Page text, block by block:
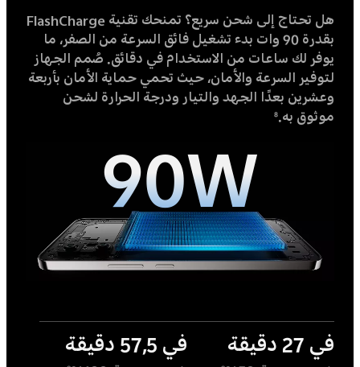
هل تحتاج إلى شحن سريع؟ تمنحك تقنية FlashCharge
بقدرة 90 وات بدء تشغيل فائق السرعة من الصفر، ما
يوفر لك ساعات من الاستخدام في دقائق. صُمم الجهاز
لتوفير السرعة والأمان، حيث تحمي حماية الأمان بأربعة
وعشرين بعدًا الجهد والتيار ودرجة الحرارة لشحن
موثوق به.8
90W
في 27 دقيقة في 57,5 دقيقة